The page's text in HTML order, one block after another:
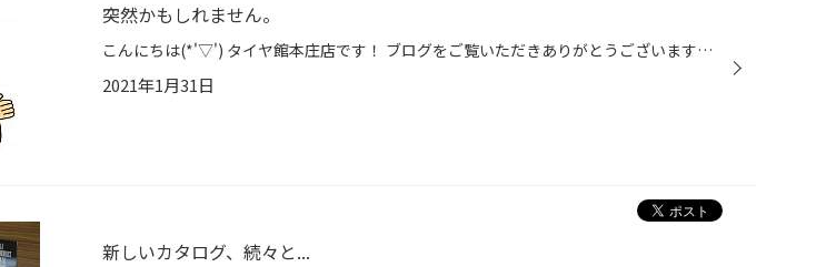
突然かもしれません。
こんにちは(*'▽') タイヤ館本庄店です！ ブログをご覧いただきありがとうございます☆彡 当然ですが、 最後にバッテリー交換したのいつだったか覚えてますか？？ 気付かず乗ってしまっていて、 かなり経ってしまっている恐れもあります、、。 通常、バッテリーの交換は2～3年が交換目安です！ ただ、...
2021年1月31日
新しいカタログ、続々と...